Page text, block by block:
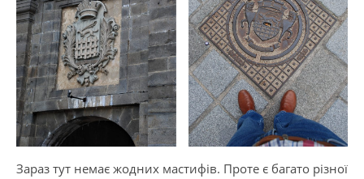
Зараз тут немає жодних мастифів. Проте є багато різної